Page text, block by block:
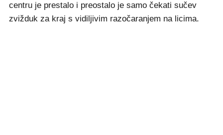
centru je prestalo i preostalo je samo čekati sučev
zvižduk za kraj s vidiljivim razočaranjem na licima.